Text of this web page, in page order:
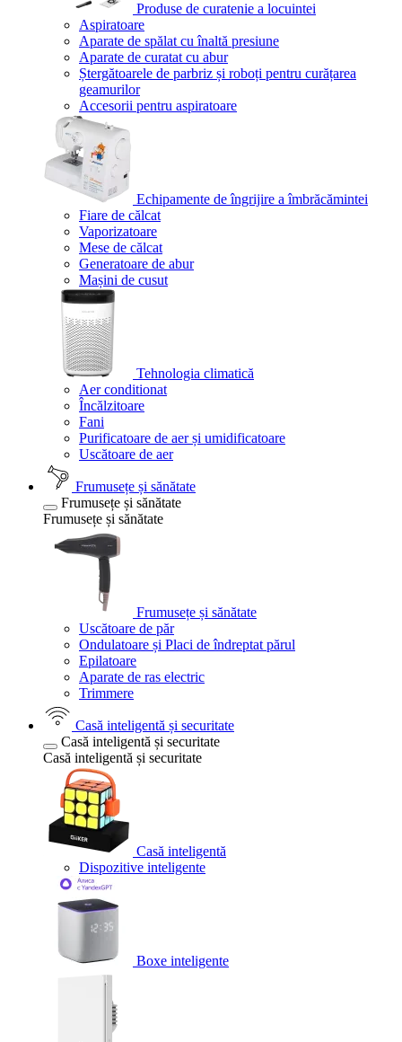
Produse de curatenie a locuintei
Aspiratoare
Aparate de spălat cu înaltă presiune
Aparate de curatat cu abur
Ștergătoarele de parbriz și roboți pentru curățarea
geamurilor
Accesorii pentru aspiratoare
Echipamente de îngrijire a îmbrăcămintei
Fiare de călcat
Vaporizatoare
Mese de călcat
Generatoare de abur
Mașini de cusut
Tehnologia climatică
Aer conditionat
Încălzitoare
Fani
Purificatoare de aer și umidificatoare
Uscătoare de aer
Frumusețe și sănătate
Frumusețe și sănătate
Frumusețe și sănătate
Frumusețe și sănătate
Uscătoare de păr
Ondulatoare și Placi de îndreptat părul
Epilatoare
Aparate de ras electric
Trimmere
Casă inteligentă și securitate
Casă inteligentă și securitate
Casă inteligentă și securitate
Casă inteligentă
Dispozitive inteligente
Boxe inteligente